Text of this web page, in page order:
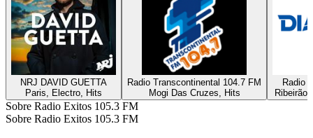
NRJ DAVID GUETTA
Paris, Electro, Hits
Radio Transcontinental 104.7 FM
Mogi Das Cruzes, Hits
Radio
Ribeirão
Sobre Radio Exitos 105.3 FM
Sobre Radio Exitos 105.3 FM